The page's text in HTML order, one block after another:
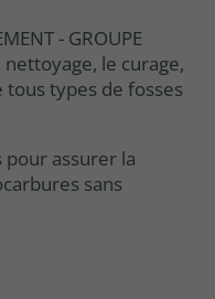
- GROUPE
le curage,
tous types de fosses
pour assurer la
sans